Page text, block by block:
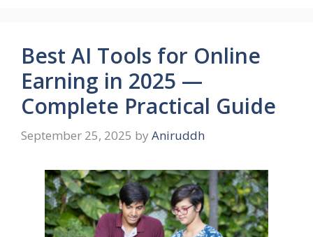
Best AI Tools for Online
Earning in 2025 —
Complete Practical Guide
September 25, 2025 by Aniruddh